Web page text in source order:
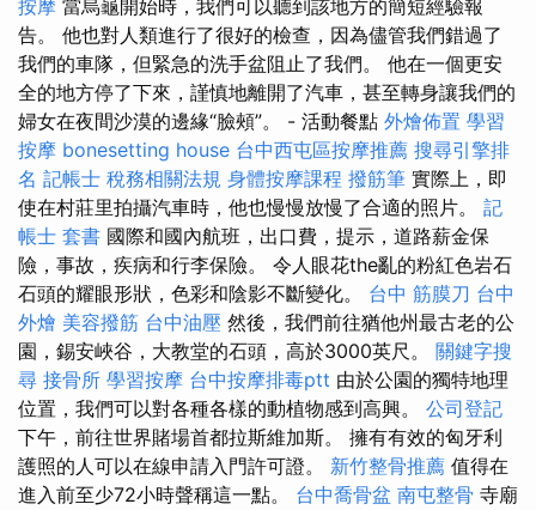
按摩 當烏龜開始時，我們可以聽到該地方的簡短經驗報
告。 他也對人類進行了很好的檢查，因為儘管我們錯過了
我們的車隊，但緊急的洗手盆阻止了我們。 他在一個更安
全的地方停了下來，謹慎地離開了汽車，甚至轉身讓我們的
婦女在夜間沙漠的邊緣“臉頰”。 - 活動餐點 外燴佈置 學習
按摩 bonesetting house 台中西屯區按摩推薦 搜尋引擎排
名 記帳士 稅務相關法規 身體按摩課程 撥筋筆 實際上，即
使在村莊里拍攝汽車時，他也慢慢放慢了合適的照片。 記
帳士 套書 國際和國內航班，出口費，提示，道路薪金保
險，事故，疾病和行李保險。 令人眼花the亂的粉紅色岩石
石頭的耀眼形狀，色彩和陰影不斷變化。 台中 筋膜刀 台中
外燴 美容撥筋 台中油壓 然後，我們前往猶他州最古老的公
園，錫安峽谷，大教堂的石頭，高於3000英尺。 關鍵字搜
尋 接骨所 學習按摩 台中按摩排毒ptt 由於公園的獨特地理
位置，我們可以對各種各樣的動植物感到高興。 公司登記
下午，前往世界賭場首都拉斯維加斯。 擁有有效的匈牙利
護照的人可以在線申請入門許可證。 新竹整骨推薦 值得在
進入前至少72小時聲稱這一點。 台中喬骨盆 南屯整骨 寺廟